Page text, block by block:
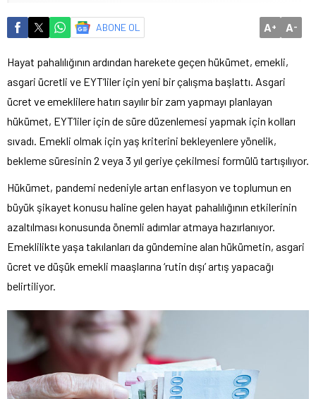
ABONE OL A+ A-
Hayat pahalılığının ardından harekete geçen hükümet, emekli,
asgari ücretli ve EYT’liler için yeni bir çalışma başlattı. Asgari
ücret ve emeklilere hatırı sayılır bir zam yapmayı planlayan
hükümet, EYT’liler için de süre düzenlemesi yapmak için kolları
sıvadı. Emekli olmak için yaş kriterini bekleyenlere yönelik,
bekleme süresinin 2 veya 3 yıl geriye çekilmesi formülü tartışılıyor.
Hükümet, pandemi nedeniyle artan enflasyon ve toplumun en
büyük şikayet konusu haline gelen hayat pahalılığının etkilerinin
azaltılması konusunda önemli adımlar atmaya hazırlanıyor.
Emeklilikte yaşa takılanları da gündemine alan hükümetin, asgari
ücret ve düşük emekli maaşlarına ‘rutin dışı’ artış yapacağı
belirtiliyor.